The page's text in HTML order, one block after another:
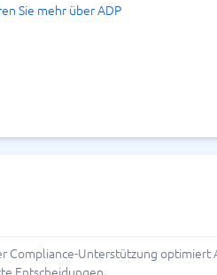
Sie mehr über ADP
Unterstützung optimiert
Entscheidungen.